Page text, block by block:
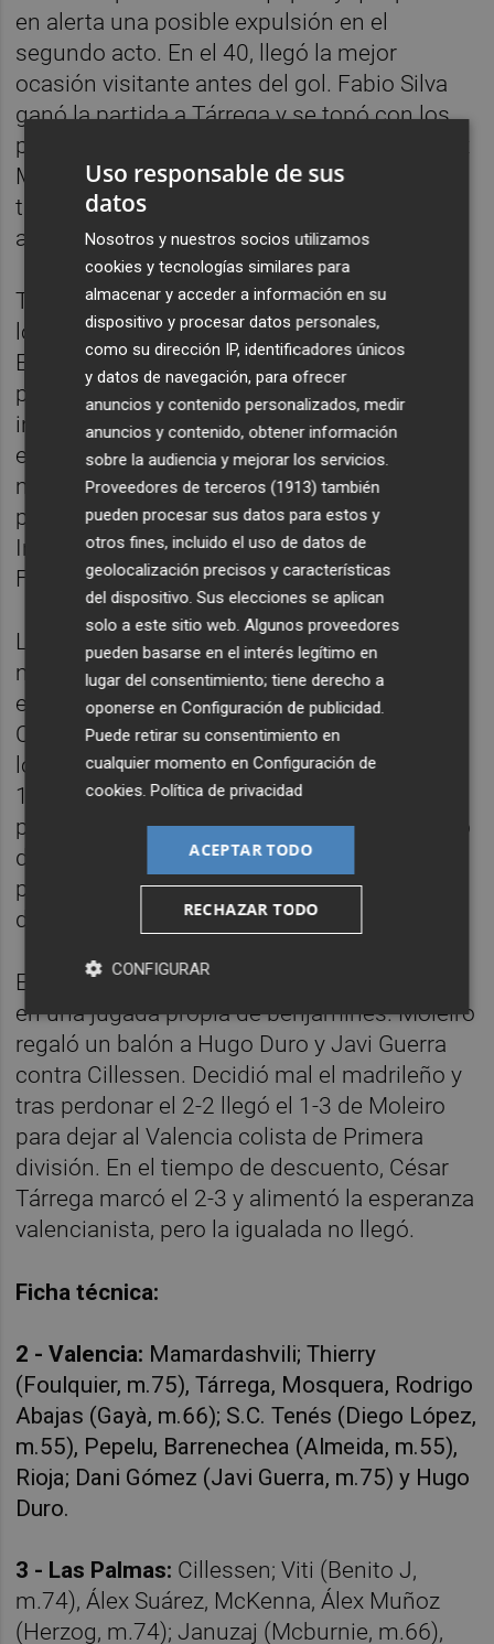
en alerta una posible expulsión en el
segundo acto. En el 40, llegó la mejor
ocasión visitante antes del gol. Fabio Silva
ganó la partida a Tárrega y se topó con los
puños de Mamardashvili. A la siguiente, Álex
Muñoz cazó el rechace de Mamardashvili
tras un tiro de Januzaj e hizo el 1-1. Jarro de
agua fría para Mestalla.
Tras la reanudación, el Valencia no se quitó
los miedos pese a otra internada de Thierry.
El luso buscó la escuadra con el exterior y
pasó cerca del poste. La réplica canaria fue
inmediata. Álex Muñoz sacó un ‘latigazo’ a la
escuadra y la estirada de Mamardashvili
mantuvo la igualada. El Valencia siguió sin
pulmones y Las Palmas ‘incendió’ Mestalla.
Internada de Campaña, que le regaló el 1-2 a
Fabio Silva.
Los pitos aparecieron en Mestalla y Baraja
movió el banquillo. Almeida y Diego López
entraron por Enzo Barrenechea y Sergi
Canós. Las Palmas tenía al Valencia en la
lona. Kirian mandó arriba lo que pudo ser el
1-3 en el minuto 56. En el 64, la única nota
positiva en clave valencianista fue el regreso
de Gayà. La alegría duró poco ya que los
problemas incrementaron con la expulsión
de Pepelu en una tangana con Kirian.
En el 83, el Valencia echó al traste el empate
en una jugada propia de benjamines. Moleiro
regaló un balón a Hugo Duro y Javi Guerra
contra Cillessen. Decidió mal el madrileño y
tras perdonar el 2-2 llegó el 1-3 de Moleiro
para dejar al Valencia colista de Primera
división. En el tiempo de descuento, César
Tárrega marcó el 2-3 y alimentó la esperanza
valencianista, pero la igualada no llegó.
Ficha técnica:
2 - Valencia: Mamardashvili; Thierry
(Foulquier, m.75), Tárrega, Mosquera, Rodrigo
Abajas (Gayà, m.66); S.C. Tenés (Diego López,
m.55), Pepelu, Barrenechea (Almeida, m.55),
Rioja; Dani Gómez (Javi Guerra, m.75) y Hugo
Duro.
3 - Las Palmas: Cillessen; Viti (Benito J,
m.74), Álex Suárez, McKenna, Álex Muñoz
(Herzog, m.74); Januzaj (Mcburnie, m.66),
Uso responsable de sus
datos
Nosotros y nuestros socios utilizamos
cookies y tecnologías similares para
almacenar y acceder a información en su
dispositivo y procesar datos personales,
como su dirección IP, identificadores únicos
y datos de navegación, para ofrecer
anuncios y contenido personalizados, medir
anuncios y contenido, obtener información
sobre la audiencia y mejorar los servicios.
Proveedores de terceros (1913) también
pueden procesar sus datos para estos y
otros fines, incluido el uso de datos de
geolocalización precisos y características
del dispositivo. Sus elecciones se aplican
solo a este sitio web. Algunos proveedores
pueden basarse en el interés legítimo en
lugar del consentimiento; tiene derecho a
oponerse enConfiguración de publicidad
Puede retirar su consentimiento en
cualquier momento enConfiguración de
cookies .Política de privacidad
ACEPTAR TODO
RECHAZAR TODO
CONFIGURAR